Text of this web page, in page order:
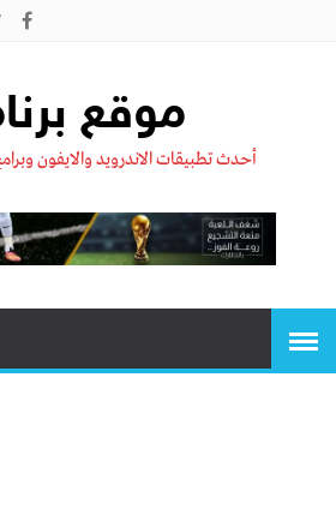
موقع
أحدث تطبيقات الاندرويد والايفون